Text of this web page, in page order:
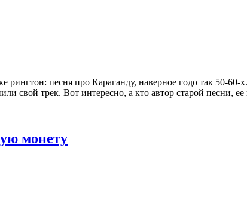
рингтон: песня про Караганду, наверное годо так 50-
свой трек. Вот интересно, а кто автор старой песни,
монету